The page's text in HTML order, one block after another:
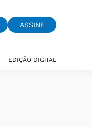
ASSINE
EDIÇÃO DIGITAL